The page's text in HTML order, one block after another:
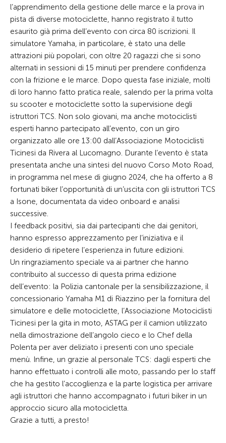
l’apprendimento della gestione delle marce e la prova in
pista di diverse motociclette, hanno registrato il tutto
esaurito già prima dell’evento con circa 80 iscrizioni. Il
simulatore Yamaha, in particolare, è stato una delle
attrazioni più popolari, con oltre 20 ragazzi che si sono
alternati in sessioni di 15 minuti per prendere confidenza
con la frizione e le marce. Dopo questa fase iniziale, molti
di loro hanno fatto pratica reale, salendo per la prima volta
su scooter e motociclette sotto la supervisione degli
istruttori TCS. Non solo giovani, ma anche motociclisti
esperti hanno partecipato all’evento, con un giro
organizzato alle ore 13:00 dall’Associazione Motociclisti
Ticinesi da Rivera al Lucomagno. Durante l’evento è stata
presentata anche una sintesi del nuovo Corso Moto Road,
in programma nel mese di giugno 2024, che ha offerto a 8
fortunati biker l’opportunità di un’uscita con gli istruttori TCS
a Isone, documentata da video onboard e analisi
successive.
I feedback positivi, sia dai partecipanti che dai genitori,
hanno espresso apprezzamento per l’iniziativa e il
desiderio di ripetere l’esperienza in future edizioni.
Un ringraziamento speciale va ai partner che hanno
contribuito al successo di questa prima edizione
dell’evento: la Polizia cantonale per la sensibilizzazione, il
concessionario Yamaha M1 di Riazzino per la fornitura del
simulatore e delle motociclette, l’Associazione Motociclisti
Ticinesi per la gita in moto, ASTAG per il camion utilizzato
nella dimostrazione dell’angolo cieco e lo Chef della
Polenta per aver deliziato i presenti con uno speciale
menù. Infine, un grazie al personale TCS: dagli esperti che
hanno effettuato i controlli alle moto, passando per lo staff
che ha gestito l’accoglienza e la parte logistica per arrivare
agli istruttori che hanno accompagnato i futuri biker in un
approccio sicuro alla motocicletta.
Grazie a tutti, a presto!